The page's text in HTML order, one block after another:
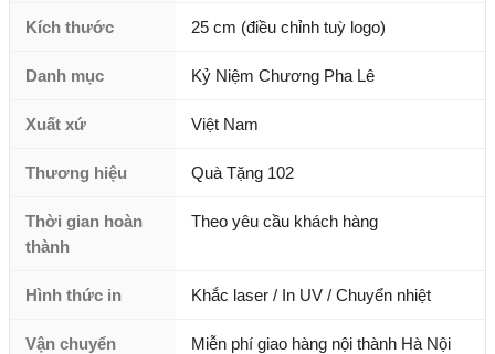
Kích thước 25 cm (điều chỉnh tuỳ logo)
Danh mục Kỷ Niệm Chương Pha Lê
Xuất xứ Việt Nam
Thương hiệu Quà Tặng 102
Thời gian hoàn
thành
Theo yêu cầu khách hàng
Hình thức in Khắc laser / In UV / Chuyển nhiệt
Vận chuyển Miễn phí giao hàng nội thành Hà Nội